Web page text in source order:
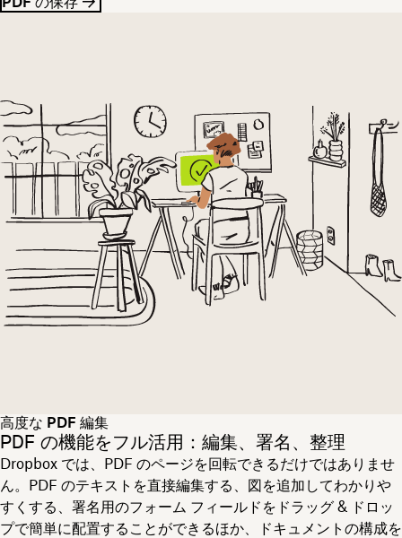
高度な PDF 編集
PDF の機能をフル活用：編集、署名、整理
Dropbox では、PDF のページを回転できるだけではありませ
ん。PDF のテキストを直接編集する、図を追加してわかりや
すくする、署名用のフォーム フィールドをドラッグ & ドロッ
プで簡単に配置することができるほか、ドキュメントの構成を